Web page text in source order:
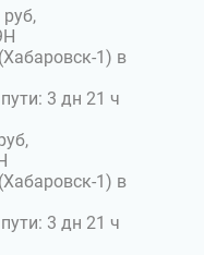
1) в
3 дн 21 ч
1) в
3 дн 21 ч